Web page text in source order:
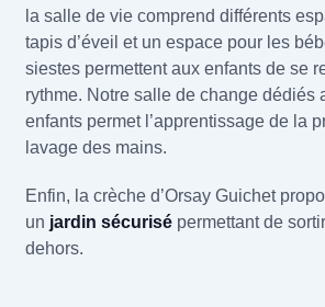
la salle de vie comprend différents
tapis d’éveil et un espace pour les
siestes permettent aux enfants de se
rythme. Notre salle de change dédiés
enfants permet l’apprentissage de la
lavage des mains.
Enfin, la crèche d’Orsay Guichet
un jardin sécurisépermettant de
dehors.